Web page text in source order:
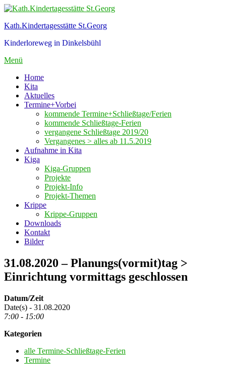
Zum
springen
Kath.Kindertagesstätte St.Georg
Kinderloreweg in Dinkelsbühl
Menü
Home
Kita
Aktuelles
Termine+Vorbei
kommende Termine+Schließtage/Ferien
kommende Schließtage-Ferien
vergangene Schließtage 2019/20
Vergangenes > alles ab 11.5.2019
Aufnahme in Kita
Kiga
Kiga-Gruppen
Projekte
Projekt-Info
Projekt-Themen
Krippe
Krippe-Gruppen
Downloads
Kontakt
Bilder
31.08.2020 – Planungs(vormit)tag >
Einrichtung vormittags geschlossen
Datum/Zeit
Date(s) - 31.08.2020
7:00 - 15:00
Kategorien
alle Termine-Schließtage-Ferien
Termine